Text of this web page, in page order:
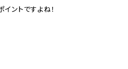
ントですよね！